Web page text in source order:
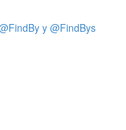
y @FindBys